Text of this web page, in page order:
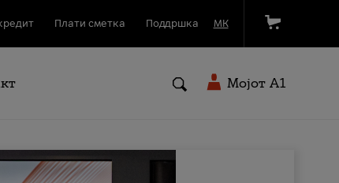
Плати сметка Поддршка МК
Мојот A1